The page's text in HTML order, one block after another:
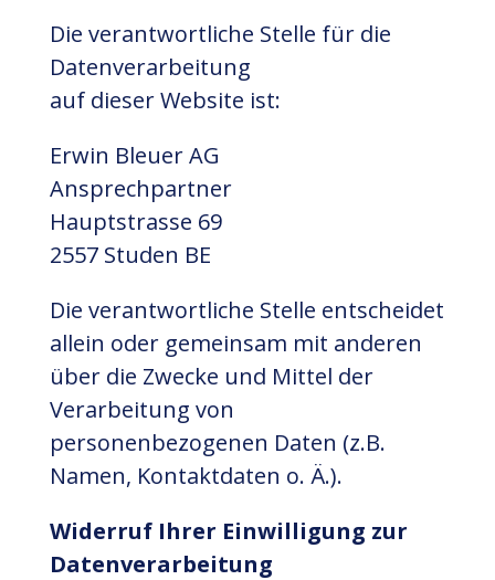
Die verantwortliche Stelle für die
Datenverarbeitung
auf dieser Website ist:
Erwin Bleuer AG
Ansprechpartner
Hauptstrasse 69
2557 Studen BE
Die verantwortliche Stelle entscheidet
allein oder gemeinsam mit anderen
über die Zwecke und Mittel der
Verarbeitung von
personenbezogenen Daten (z.B.
Namen, Kontaktdaten o. Ä.).
Widerruf Ihrer Einwilligung zur
Datenverarbeitung